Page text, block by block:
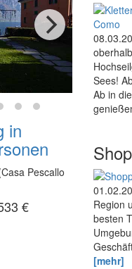
in
Pescallo
€
Sees!
Ab in
Region
besten
[mehr]